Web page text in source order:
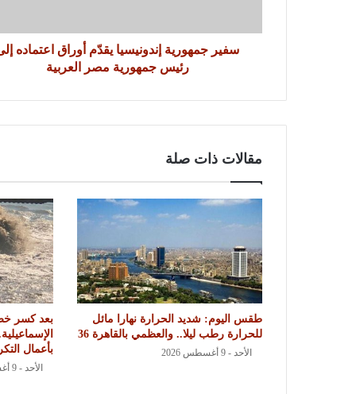
سفير جمهورية إندونيسيا يقدّم أوراق اعتماده
رئيس جمهورية مصر العربية
مقالات ذات صلة
طقس اليوم: شديد الحرارة نهارا مائل
للحرارة رطب ليلا.. والعظمي بالقاهرة 36
الأحد - 9 أغسطس 2026
بعد كسر
بأعمال
الأحد - 9 أغسطس 2026